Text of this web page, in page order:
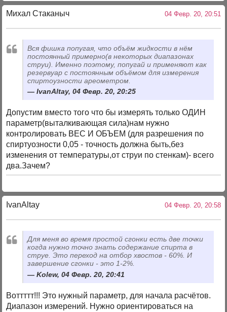
Михал Стаканыч 04 Февр. 20, 20:51
Вся фишка попугая, что объём жидкости в нём
постоянный примерно(в некоторых диапазонах
струи). Именно поэтому, попугай и применяют как
резервуар с постоянным объёмом для измерения
спиртоузности ареометром.
IvanAltay, 04 Февр. 20, 20:25
Допустим вместо того что бы измерять только ОДИН
параметр(выталкивающая сила)нам нужно
контролировать ВЕС И ОБЪЕМ (для разрешения по
спиртуозности 0,05 - точность должна быть,без
изменения от температуры,от струи по стенкам)- всего
два.Зачем?
IvanAltay 04 Февр. 20, 20:58
Для меня во время простой сгонки есть две точки
когда нужно точно знать содержание спирта в
струе. Это переход на отбор хвостов - 60%. И
завершение сгонки - это 1-2%.
Kolew, 04 Февр. 20, 20:41
Воттттт!!! Это нужный параметр, для начала расчётов.
Диапазон измерений. Нужно ориентироваться на